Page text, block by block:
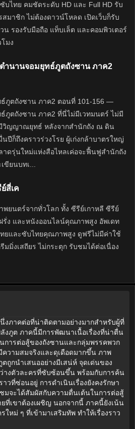
บไทย คมชัดระดับ HD และ Full HD รับ
มาชิก ไม่ต้องดาวน์โหลด เปิดเว็บก็รับ
รองรับมือถือ แท็บเล็ต และคอมพิวเตอร์
มง
ตำนานจอมยุทธ์ภูตถังซาน ภาค2
ธ์ภูตถังซาน ภาค2 ตอนที่ 101-156 —
ภูตถังซาน ภาค2 ที่นี่ไม่มีเวทมนตร์ ไม่มี
วิญญาณยุทธ์ หลังจากสำนักถัง ณ ดิน
ปีก็ถึงคราวร่วงโรย ผู้เก่งกล้าบาตรใหญ่
าดรุ่นใหม่แห่งสือไหลเค่อจะฟื้นฟูสำนักถัง
ขียนบทเ...
สี่เค
ยนตร์จากทั่วโลก ทั้ง ซีรีย์เกาหลี ซีรีย์
ง และหนังออนไลน์คุณภาพสูง อัพเดท
ยและซับไทยคุณภาพสูง ดูฟรีไม่มีค่าใช้
มิ่งเสถียร ไม่กระตุก รับชมได้ต่อเนื่อง
งภาคต่อที่น่าติดตามอย่างมากสำหรับผู้ที่
งภูต ภาคนี้มีการพัฒนาเนื้อเรื่องที่น่าตื่น
การต่อสู้ของถังซานและกลุ่มพรรคพวก
วามสมจริงและดุเดือดมากขึ้น ภาพ
ถูกนำเสนออย่างมีเสน่ห์ จุดเด่นของ
างตัวละครที่ซับซ้อนขึ้น พร้อมกับการค้น
าวที่ซ่อนอยู่ การดำเนินเรื่องยังคงรักษา
มจะได้สัมผัสกับความตื่นเต้นในการต่อสู้
ที่เขาต้องเผชิญ นอกจากนี้ ภาคนี้ยังเน้น
หม่ ๆ ที่เข้ามาเสริมทัพ ทำให้เรื่องราว